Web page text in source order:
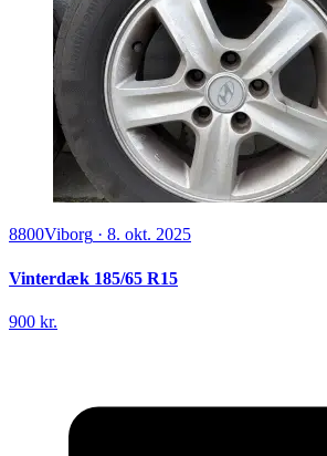
8800Viborg · 8. okt. 2025
Vinterdæk 185/65 R15
900 kr.